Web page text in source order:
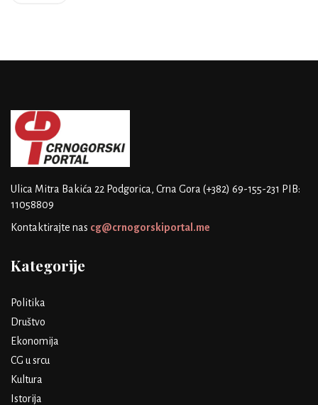
Ulica Mitra Bakića 22 Podgorica, Crna Gora (+382) 69-155-231 PIB:
11058809
Kontaktirajte nas cg@crnogorskiportal.me
Kategorije
Politika
Društvo
Ekonomija
CG u srcu
Kultura
Istorija